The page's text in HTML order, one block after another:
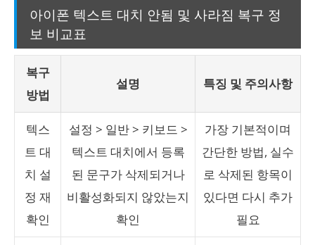
아이폰 텍스트 대치 안됨 및 사라짐 복구 정
보 비교표
복구
방법
설명 특징 및 주의사항
텍스
트 대
치 설
정 재
확인
설정 > 일반 > 키보드 >
텍스트 대치에서 등록
된 문구가 삭제되거나
비활성화되지 않았는지
확인
가장 기본적이며
간단한 방법, 실수
로 삭제된 항목이
있다면 다시 추가
필요